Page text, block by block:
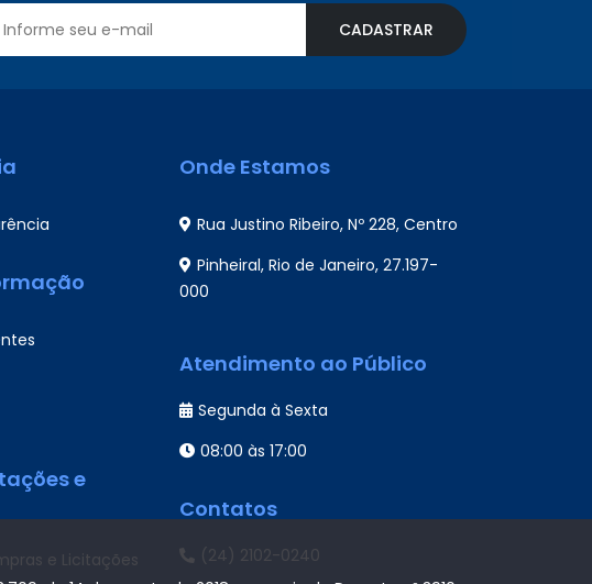
CADASTRAR
e
e Licitações
Onde Estamos
Rua Justino Ribeiro, Nº 228, Centro
Pinheiral, Rio de Janeiro, 27.197-
000
Atendimento ao Público
Segunda à Sexta
08:00 às 17:00
Contatos
(24) 2102-0240